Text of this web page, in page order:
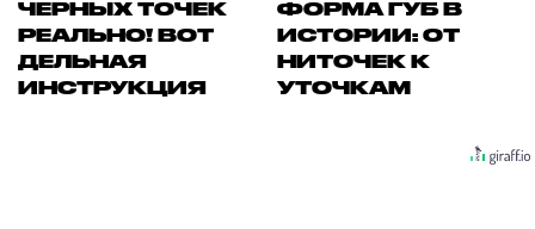
ЧЕРНЫХ ТОЧЕК
РЕАЛЬНО! ВОТ
ДЕЛЬНАЯ
ИНСТРУКЦИЯ
ФОРМА ГУБ В
ИСТОРИИ: ОТ
НИТОЧЕК К
УТОЧКАМ